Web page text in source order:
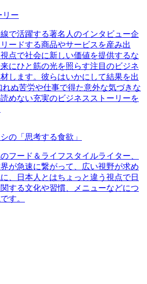
リー
で活躍する著名人のインタビュー企
ードする商品やサービスを産み出
点で社会に新しい価値を提供するな
にひと筋の光を照らす注目のビジネ
します。彼らはいかにして結果を出
れぬ苦労や仕事で得た意外な気づきな
めない充実のビジネスストーリーを
の「思考する食欲」
フード＆ライフスタイルライター、
が急速に繋がって、広い視野が求め
、日本人とはちょっと違う視点で日
する文化や習慣、メニューなどにつ
す。